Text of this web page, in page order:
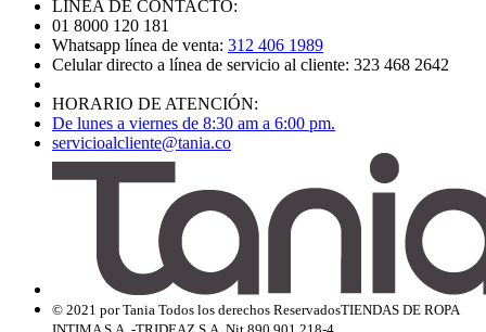
LÍNEA DE CONTACTO:
01 8000 120 181
Whatsapp línea de venta: 312 406 1989
Celular directo a línea de servicio al cliente: 323 468 2642
HORARIO DE ATENCIÓN:
De lunes a viernes de 8:30 am a 6:00 pm.
servicioalcliente@tania.co
© 2021 por Tania Todos los derechos ReservadosTIENDAS DE ROPA